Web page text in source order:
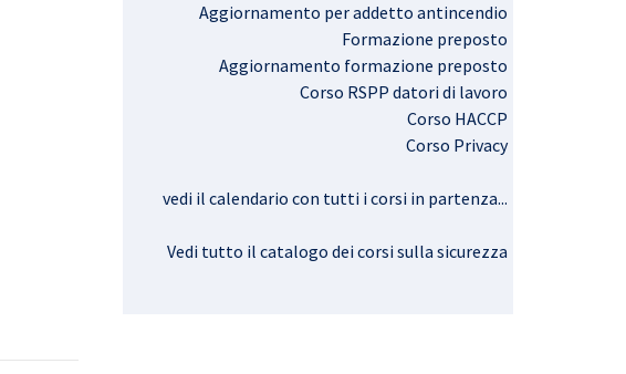
Aggiornamento per addetto antincendio
Formazione preposto
Aggiornamento formazione preposto
Corso RSPP datori di lavoro
Corso HACCP
Corso Privacy
vedi il calendario con tutti i corsi in partenza...
Vedi tutto il catalogo dei corsi sulla sicurezza